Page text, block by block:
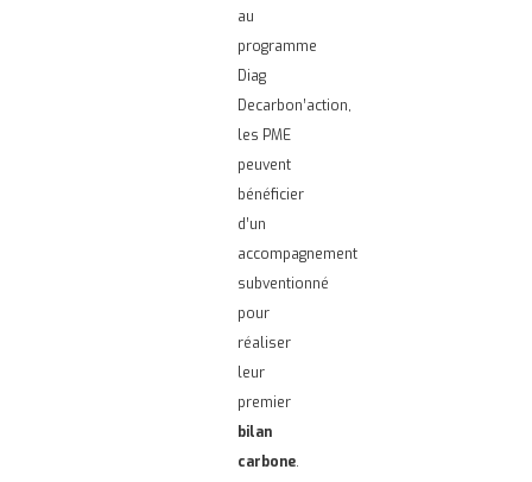
au
programme
Diag
Decarbon’action,
les PME
peuvent
bénéficier
d’un
accompagnement
subventionné
pour
réaliser
leur
premier
bilan
carbone.